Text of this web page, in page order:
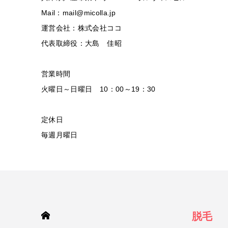
Mail：mail@micolla.jp
運営会社：株式会社ココ
代表取締役：大島 佳昭
営業時間
火曜日～日曜日 10：00～19：30
定休日
毎週月曜日
脱毛